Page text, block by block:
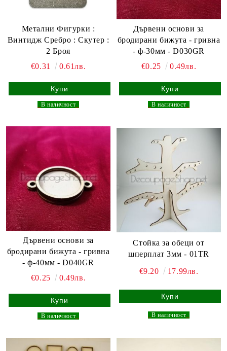
Метални Фигурки :
Винтидж Сребро : Скутер :
2 Броя
€0.31
0.61лв.
В наличност
Дървени основи за
бродирани бижута - гривна
- ф-30мм - D030GR
€0.25
0.49лв.
В наличност
Дървени основи за
бродирани бижута - гривна
- ф-40мм - D040GR
€0.25
0.49лв.
В наличност
Стойка за обеци от
шперплат 3мм - 01TR
€9.20 17.99лв.
В наличност